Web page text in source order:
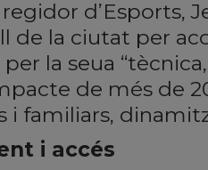
d’Esports,
de la ciutat per
la seua
de més de
i familiars,
i accés